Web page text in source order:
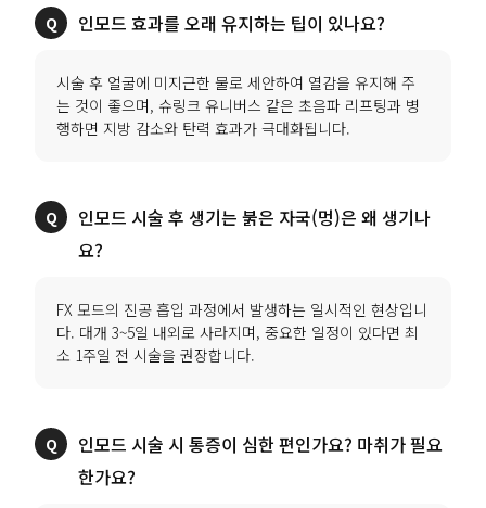
인모드 효과를 오래 유지하는 팁이 있나요?
시술 후 얼굴에 미지근한 물로 세안하여 열감을 유지해 주
는 것이 좋으며, 슈링크 유니버스 같은 초음파 리프팅과 병
행하면 지방 감소와 탄력 효과가 극대화됩니다.
인모드 시술 후 생기는 붉은 자국(멍)은 왜 생기나
요?
FX 모드의 진공 흡입 과정에서 발생하는 일시적인 현상입니
다. 대개 3~5일 내외로 사라지며, 중요한 일정이 있다면 최
소 1주일 전 시술을 권장합니다.
인모드 시술 시 통증이 심한 편인가요? 마취가 필요
한가요?